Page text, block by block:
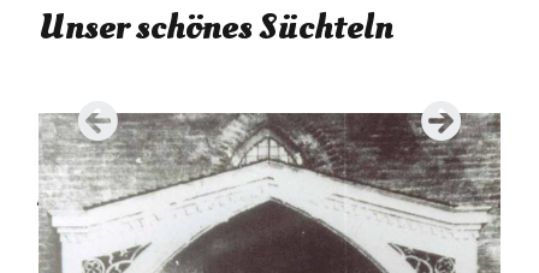
Unser schönes Süchteln
•••••••
Aktuelles
Volkstrauertag 16.11.2025